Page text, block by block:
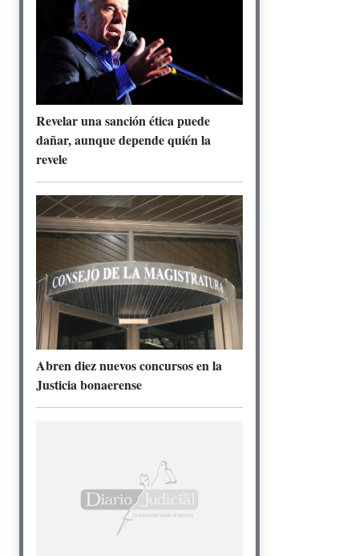
Revelar una sanción ética puede
dañar, aunque depende quién la
revele
Abren diez nuevos concursos en la
Justicia bonaerense